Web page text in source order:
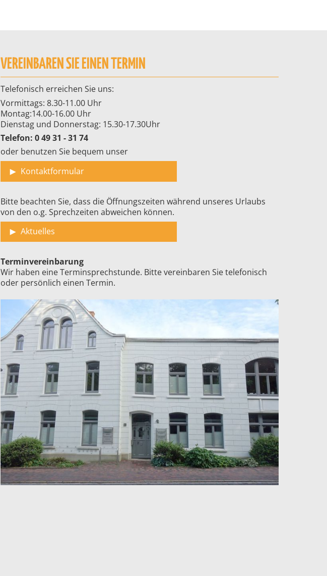
VEREINBAREN SIE EINEN TERMIN
Telefonisch erreichen Sie uns:
Vormittags: 8.30-11.00 Uhr
Montag:14.00-16.00 Uhr
Dienstag und Donnerstag: 15.30-17.30Uhr
Telefon: 0 49 31 - 31 74
oder benutzen Sie bequem unser
Kontaktformular
Bitte beachten Sie, dass die Öffnungszeiten während unseres Urlaubs
von den o.g. Sprechzeiten abweichen können.
Aktuelles
Terminvereinbarung
Wir haben eine Terminsprechstunde. Bitte vereinbaren Sie telefonisch
oder persönlich einen Termin.